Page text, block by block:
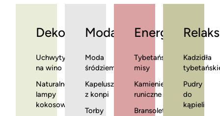
Dekoracje
Uchwyty
na wino
Naturalne
lampy
kokosowe
Moda
Moda
śródziemnomorska
Kapelusze
z konpi
Torby
Energia
Tybetańskie
misy
Kamienie
runiczne
Bransoletki
Relaks
Kadzidła
Pudry
do
kąpieli